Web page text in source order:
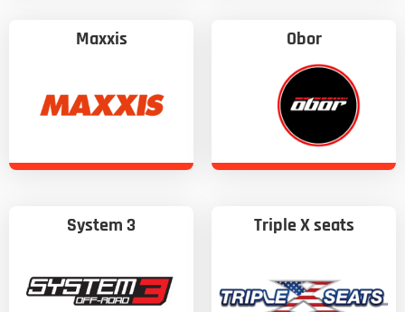
Maxxis Obor
System 3 Triple X seats